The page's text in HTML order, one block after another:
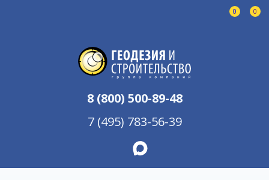
8 (800) 500-89-48
7 (495) 783-56-39
0 0